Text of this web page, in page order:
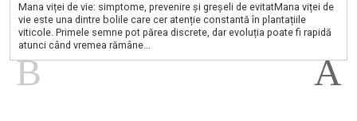
Mana viței de vie: simptome, prevenire și greșeli de evitatMana viței de
vie este una dintre bolile care cer atenție constantă în plantațiile
viticole. Primele semne pot părea discrete, dar evoluția poate fi rapidă
atunci când vremea rămâne...